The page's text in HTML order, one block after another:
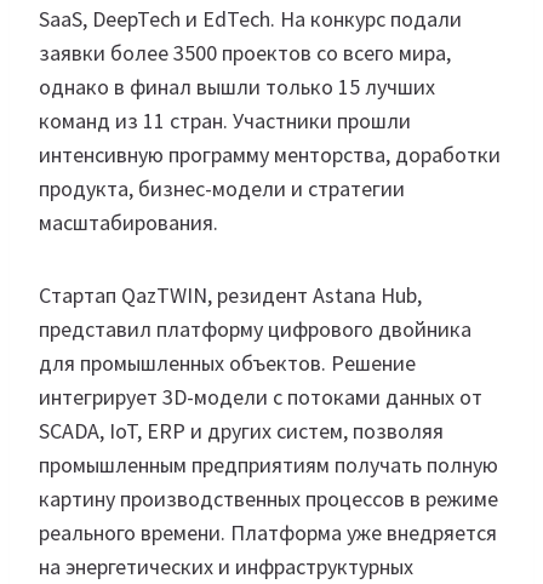
SaaS, DeepTech и EdTech. На конкурс подали
заявки более 3500 проектов со всего мира,
однако в финал вышли только 15 лучших
команд из 11 стран. Участники прошли
интенсивную программу менторства, доработки
продукта, бизнес-модели и стратегии
масштабирования.
Стартап QazTWIN, резидент Astana Hub,
представил платформу цифрового двойника
для промышленных объектов. Решение
интегрирует 3D-модели с потоками данных от
SCADA, IoT, ERP и других систем, позволяя
промышленным предприятиям получать полную
картину производственных процессов в режиме
реального времени. Платформа уже внедряется
на энергетических и инфраструктурных